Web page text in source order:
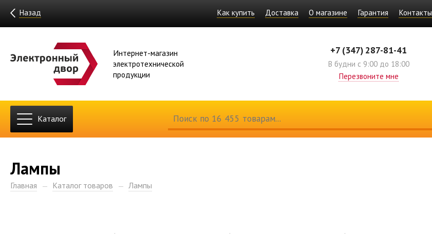
Назад Как купить Доставка О магазине Гарантия Контакты
Интернет-магазин
электротехнической
продукции
+7 (347) 287-81-41
В будни с 9:00 до 18:00
Перезвоните мне
Каталог
Лампы
Главная Каталог товаров Лампы